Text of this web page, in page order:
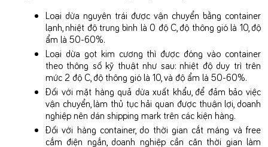
Loại dừa nguyên trái được vận chuyển bằng container
lạnh, nhiệt độ trung bình là 0 độ C, độ thông gió là 10, độ
ẩm là 50-60%.
Loại dừa gọt kim cương thì được đóng vào container
theo thông số kỹ thuật như sau: nhiệt độ duy trì trên
mức 2 độ C, độ thông gió là 10, và độ ẩm là 50-60%.
Đối với mặt hàng quả dừa xuất khẩu, để đảm bảo việc
vận chuyển, làm thủ tục hải quan được thuận lợi, doanh
nghiệp nên dán shipping mark trên các kiện hàng.
Đối với hàng container, do thời gian cắt máng và free
cắm điện ngắn, doanh nghiệp cần căn thời gian làm